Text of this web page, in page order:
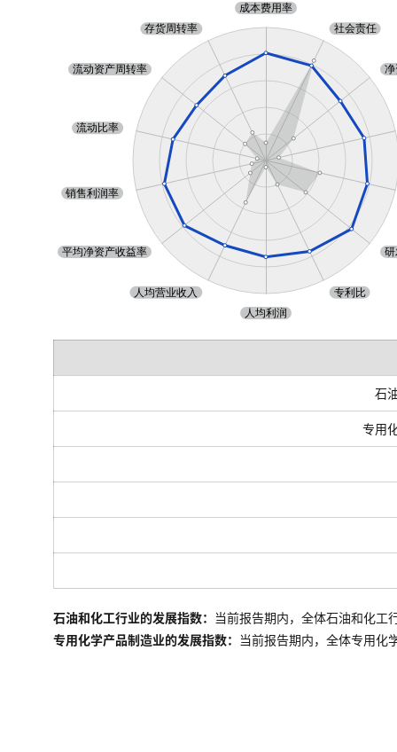
石
专用
石油和化工行业的发展指数： 当前报告期内，全体石油和化工
专用化学产品制造业的发展指数： 当前报告期内，全体专用化